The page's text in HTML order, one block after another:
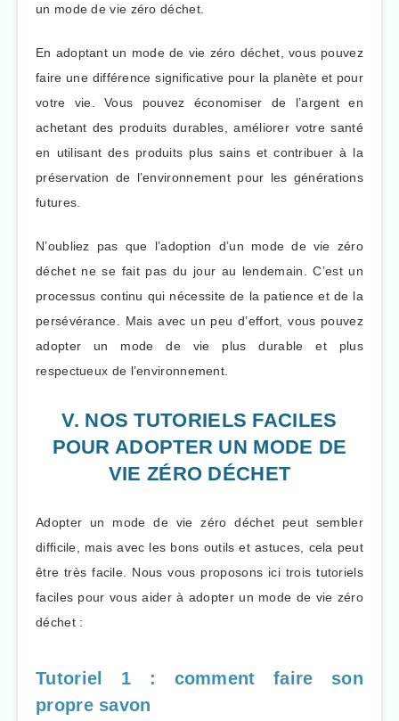
un mode de vie zéro déchet.
En adoptant un mode de vie zéro déchet, vous pouvez
faire une différence significative pour la planète et pour
votre vie. Vous pouvez économiser de l’argent en
achetant des produits durables, améliorer votre santé
en utilisant des produits plus sains et contribuer à la
préservation de l’environnement pour les générations
futures.
N’oubliez pas que l’adoption d’un mode de vie zéro
déchet ne se fait pas du jour au lendemain. C’est un
processus continu qui nécessite de la patience et de la
persévérance. Mais avec un peu d’effort, vous pouvez
adopter un mode de vie plus durable et plus
respectueux de l’environnement.
V. NOS TUTORIELS FACILES
POUR ADOPTER UN MODE DE
VIE ZÉRO DÉCHET
Adopter un mode de vie zéro déchet peut sembler
difficile, mais avec les bons outils et astuces, cela peut
être très facile. Nous vous proposons ici trois tutoriels
faciles pour vous aider à adopter un mode de vie zéro
déchet :
Tutoriel 1 : comment faire son
propre savon